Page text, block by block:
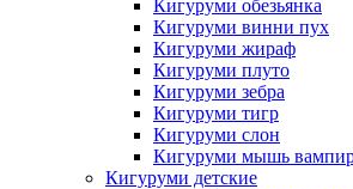
Кигуруми обезьянка
Кигуруми винни пух
Кигуруми жираф
Кигуруми плуто
Кигуруми зебра
Кигуруми тигр
Кигуруми слон
Кигуруми мышь
Кигуруми детские